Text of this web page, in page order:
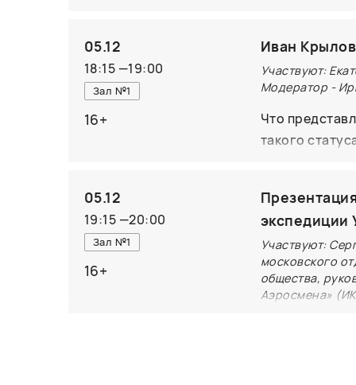
Владимиром
журнала
выступит
05.12
18:15 —19:00
Зал №1
16+
Иван
Участвуют:
Модератор -
Что
такого
Самовер, а
Цыгановым мы
встречи
05.12
19:15 —20:00
Зал №1
16+
экспедиции
Участвуют:
московского
общества,
Аэросмена»